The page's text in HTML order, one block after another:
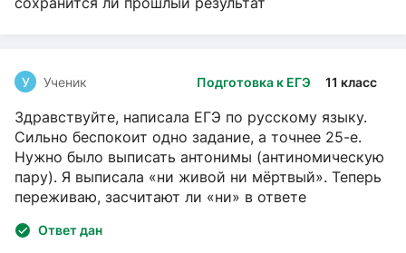
Подготовка к ЕГЭ 11 класс
У Ученик
Здравствуйте, написала ЕГЭ по русскому языку.
Сильно беспокоит одно задание, а точнее 25-е.
Нужно было выписать антонимы (антиномическую
пару). Я выписала «ни живой ни мёртвый». Теперь
переживаю, засчитают ли «ни» в ответе
Ответ дан